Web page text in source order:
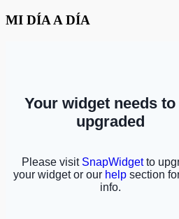
MI DÍA A DÍA